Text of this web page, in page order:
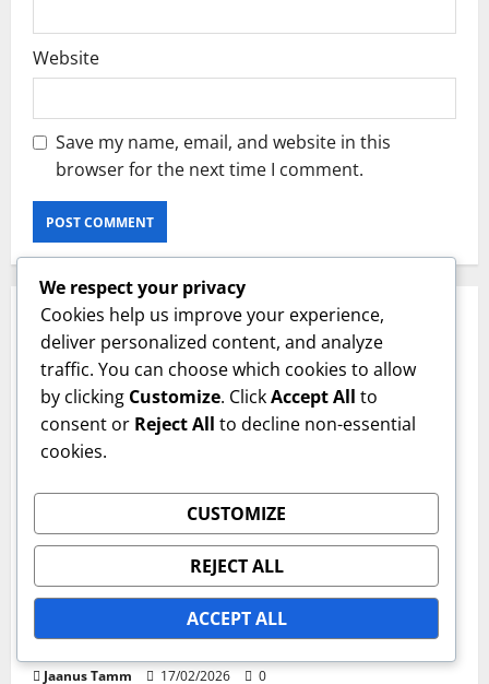
Website
Save my name, email, and website in this
browser for the next time I comment.
RELATED STORIES
Karmad väljakutüübid
Polüuretaanist kõvad väljakud: pinnatekstuur,
värvivalikud, jõudlus
Jaanus Tamm 17/02/2026 0
We respect your privacy
Cookies help us improve your experience,
deliver personalized content, and analyze
traffic. You can choose which cookies to allow
by clicking Customize. ClickAccept All to
consent or Reject All to decline non-essential
cookies.
CUSTOMIZE
REJECT ALL
ACCEPT ALL